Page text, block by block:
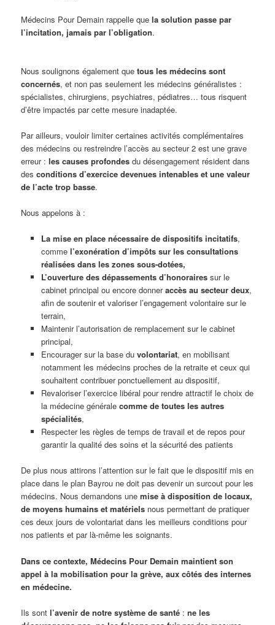
Médecins Pour Demain rappelle que la solution passe par
l’incitation, jamais par l’obligation.
Nous soulignons également quetous les médecins sont
concernés, et non pas seulement les médecins généralistes :
spécialistes, chirurgiens, psychiatres, pédiatres… tous risquent
d’être impactés par cette mesure inadaptée.
Par ailleurs, vouloir limiter certaines activités complémentaires
des médecins ou restreindre l’accès au secteur 2 est une grave
erreur :les causes profondes du désengagement résident dans
desconditions d’exercice devenues intenables et une valeur
de l’acte trop basse.
Nous appelons à :
La mise en place nécessaire de dispositifs incitatifs,
comme l’exonération d’impôts sur les consultations
réalisées dans les zones sous-dotées,
L’ouverture des dépassements d’honorairessur le
cabinet principal ou encore donneraccès au secteur deux,
afin de soutenir et valoriser l’engagement volontaire sur le
terrain,
Maintenir l’autorisation de remplacement sur le cabinet
principal,
Encourager sur la base du volontariat, en mobilisant
notamment les médecins proches de la retraite et ceux qui
souhaitent contribuer ponctuellement au dispositif,
Revaloriser l’exercice libéral pour rendre attractif le choix de
la médecine généralecomme de toutes les autres
spécialités,
Respecter les règles de temps de travail et de repos pour
garantir la qualité des soins et la sécurité des patients
De plus nous attirons l’attention sur le fait que le dispositif mis en
place dans le plan Bayrou ne doit pas devenir un surcout pour les
médecins. Nous demandons unemise à disposition de locaux,
de moyens humains et matériels nous permettant de pratiquer
ces deux jours de volontariat dans les meilleurs conditions pour
nos patients et par là-même les soignants.
Dans ce contexte, Médecins Pour Demain maintient son
appel à la mobilisation pour la grève, aux côtés des internes
en médecine.
Ils sontl’avenir de notre système de santé :ne les